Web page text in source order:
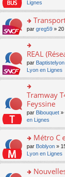
ré
c
nt
s
ré
c
e
nt
o
n
lu
pl
s
ré
c
nt
e
n
o
n
lu
pl
ré
e
nt
le
m
e
s
a
e
n
o
n
lu
le
pl
u
s
ré
c
e
nt
s
er
le
m
e
s
s
a
e
o
n
lu
le
pl
s
ré
c
e
nt
Lignes
o
n
s
ult
er
le
m
e
s
a
e
n
lu
le
pl
s
par greg59 » 20
o
n
s
le
m
e
s
s
a
e
n
o
n
lu
REAL
par Baptistelyon
Lyon en Lignes
o
n
ult
le
m
e
s
s
g
Tramway
Feyssine
par Bibouquet »
en Lignes
o
s
er
Métro C
par Boblyon »
Lyon en Lignes